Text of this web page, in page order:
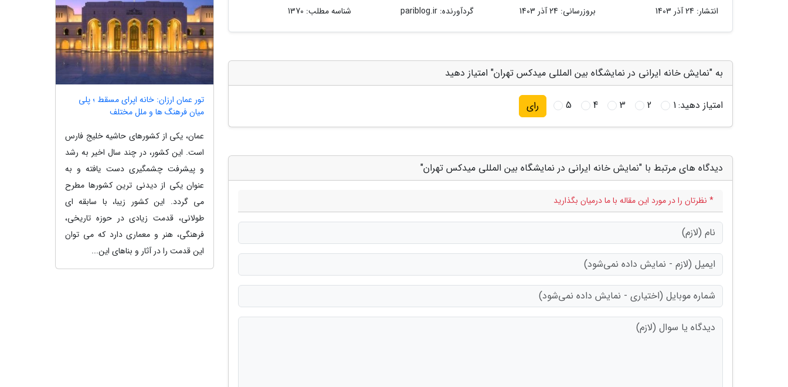
انتشار: 24 آذر 1403 بروزرسانی: 24 آذر 1403 گردآورنده:pariblog.ir شناسه مطلب: 1370
به "نمایش خانه ایرانی در نمایشگاه بین المللی میدکس تهران" امتیاز دهید
امتیاز دهید:1
2
3
4
5 رای
دیدگاه های مرتبط با "نمایش خانه ایرانی در نمایشگاه بین المللی میدکس تهران"
* نظرتان را در مورد این مقاله با ما درمیان بگذارید
تور عمان ارزان: خانه اپرای مسقط ؛ پلی
میان فرهنگ ها و ملل مختلف
عمان، یکی از کشورهای حاشیه خلیج فارس
است. این کشور، در چند سال اخیر به رشد
و پیشرفت چشمگیری دست یافته و به
عنوان یکی از دیدنی ترین کشورها مطرح
می گردد. این کشور زیبا، با سابقه ای
طولانی، قدمت زیادی در حوزه تاریخی،
فرهنگی، هنر و معماری دارد که می توان
این قدمت را در آثار و بناهای این...